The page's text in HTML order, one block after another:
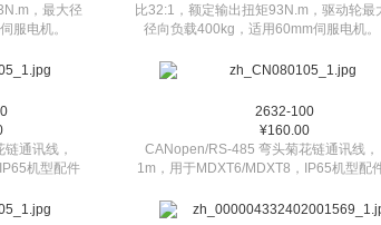
，最大径
服电机。
比32:1，额定输出扭矩93N.m，驱动轮最
径向负载400kg，适用60mm伺服电机。
通讯线，
机型配件
2632-100
¥160.00
CANopen/RS-485 弯头菊花链通讯线，
1m，用于MDXT6/MDXT8，IP65机型配